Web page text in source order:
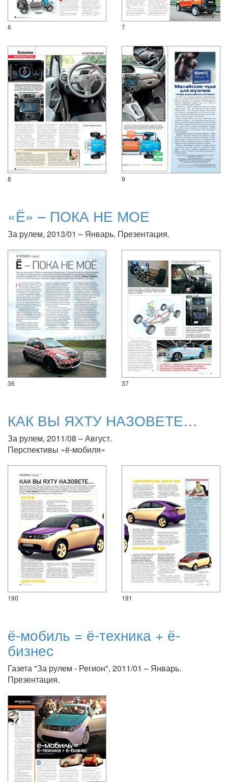
6 7
8 9
«Ё» – ПОКА НЕ МОЕ
За рулем, 2013/01 – Январь. Презентация.
36 37
КАК ВЫ ЯХТУ НАЗОВЕТЕ…
За рулем, 2011/08 – Август.
Перспективы «ё-мобиля»
190 191
ё-мобиль = ё-техника + ё-
бизнес
Газета "За рулем - Регион", 2011/01 – Январь.
Презентация.